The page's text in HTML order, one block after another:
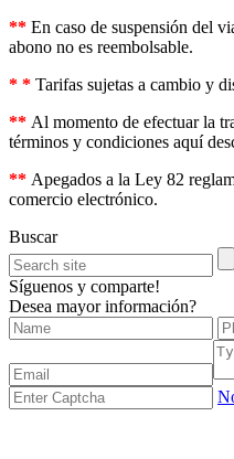
** En caso de suspensión del
abono no es reembolsable.
* * Tarifas sujetas a cambio y
** Al momento de efectuar la
términos y condiciones aquí
** Apegados a la Ley 82
comercio electrónico.
Buscar
Síguenos y comparte!
Desea mayor información?